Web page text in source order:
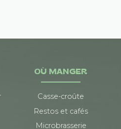
OÙ MANGER
Casse-croûte
Restos et cafés
Microbrasserie